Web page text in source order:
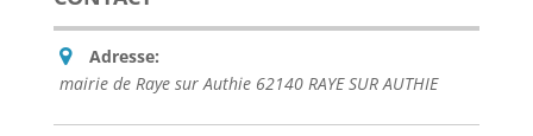
Adresse:
mairie de Raye sur Authie 62140 RAYE SUR AUTHIE